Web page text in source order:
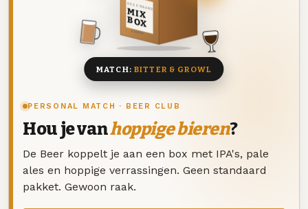
PERSONAL MATCH · BEER CLUB
Hou je vanhoppige bieren?
De Beer koppelt je aan een box met IPA's, pale
ales en hoppige verrassingen. Geen standaard
pakket. Gewoon raak.
DEZE MAAND
MIX
BOX
8 BIEREN
MATCH: BITTER & GROWL